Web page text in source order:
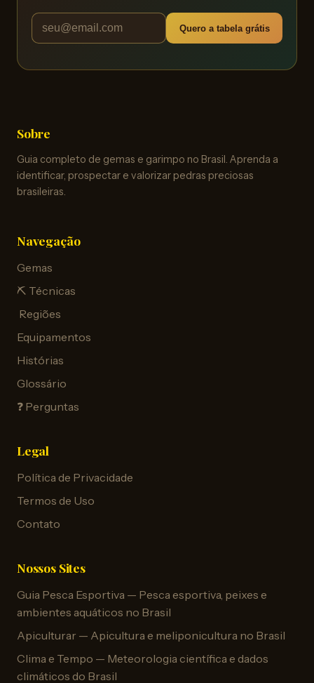
Quero a tabela grátis
Sobre
Guia completo de gemas e garimpo no Brasil. Aprenda a
identificar, prospectar e valorizar pedras preciosas
brasileiras.
Navegação
Gemas
⛏️ Técnicas
️ Regiões
Equipamentos
Histórias
Glossário
❓ Perguntas
Legal
Política de Privacidade
Termos de Uso
Contato
Nossos Sites
Guia Pesca Esportiva — Pesca esportiva, peixes e
ambientes aquáticos no Brasil
Apiculturar — Apicultura e meliponicultura no Brasil
Clima e Tempo — Meteorologia científica e dados
climáticos do Brasil